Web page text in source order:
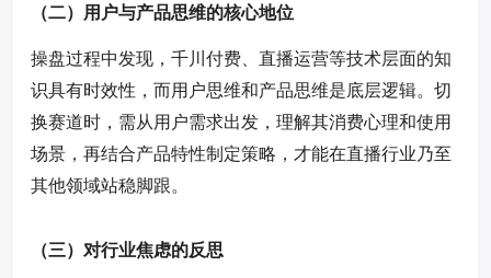
（二）用户与产品思维的核心地位
操盘过程中发现，千川付费、直播运营等技术层面的知
识具有时效性，而用户思维和产品思维是底层逻辑。切
换赛道时，需从用户需求出发，理解其消费心理和使用
场景，再结合产品特性制定策略，才能在直播行业乃至
其他领域站稳脚跟。
（三）对行业焦虑的反思